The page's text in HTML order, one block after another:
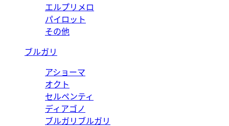
エルプリメロ
パイロット
その他
ブルガリ
アショーマ
オクト
セルペンティ
ディアゴノ
ブルガリブルガリ